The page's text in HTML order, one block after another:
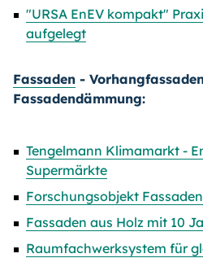
"URSA EnEV kompakt"
aufgelegt
Fassaden -
Fassadendämmung:
Tengelmann Klimamarkt -
Supermärkte
Forschungsobjekt
Fassaden aus Holz mit 10
Raumfachwerksystem für